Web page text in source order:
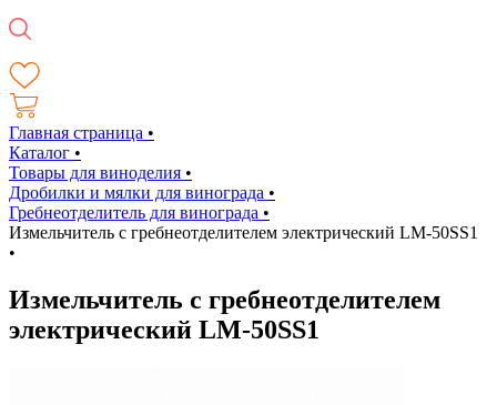
Главная страница •
Каталог •
Товары для виноделия •
Дробилки и мялки для винограда •
Гребнеотделитель для винограда •
Измельчитель с гребнеотделителем электрический LM-50SS1
•
Измельчитель с гребнеотделителем
электрический LM-50SS1